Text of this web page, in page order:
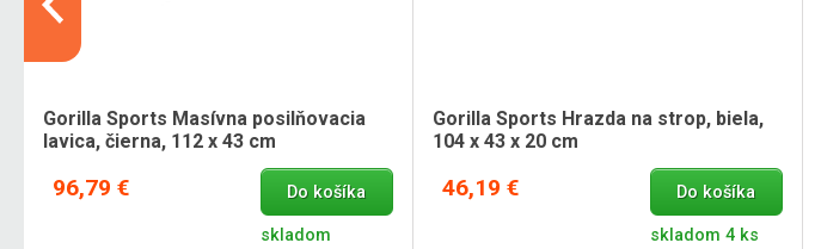
Gorilla Sports Masívna posilňovacia
lavica, čierna, 112 x 43 cm
96,79 € Do košíka
skladom
Gorilla Sports Hrazda na strop, biela,
104 x 43 x 20 cm
46,19 € Do košíka
skladom 4 ks